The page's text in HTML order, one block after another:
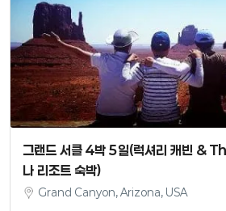
그랜드 서클 4박 5일(럭셔리 캐빈 &
나 리조트 숙박)
Grand Canyon, Arizona, USA